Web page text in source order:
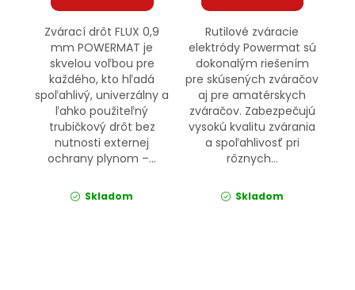
Zvárací drôt FLUX 0,9
mm POWERMAT je
skvelou voľbou pre
každého, kto hľadá
spoľahlivý, univerzálny a
ľahko použiteľný
trubičkový drôt bez
nutnosti externej
ochrany plynom –...
Skladom
Rutilové zváracie
elektródy Powermat sú
dokonalým riešením
pre skúsených zváračov
aj pre amatérskych
zváračov. Zabezpečujú
vysokú kvalitu zvárania
a spoľahlivosť pri
rôznych...
Skladom